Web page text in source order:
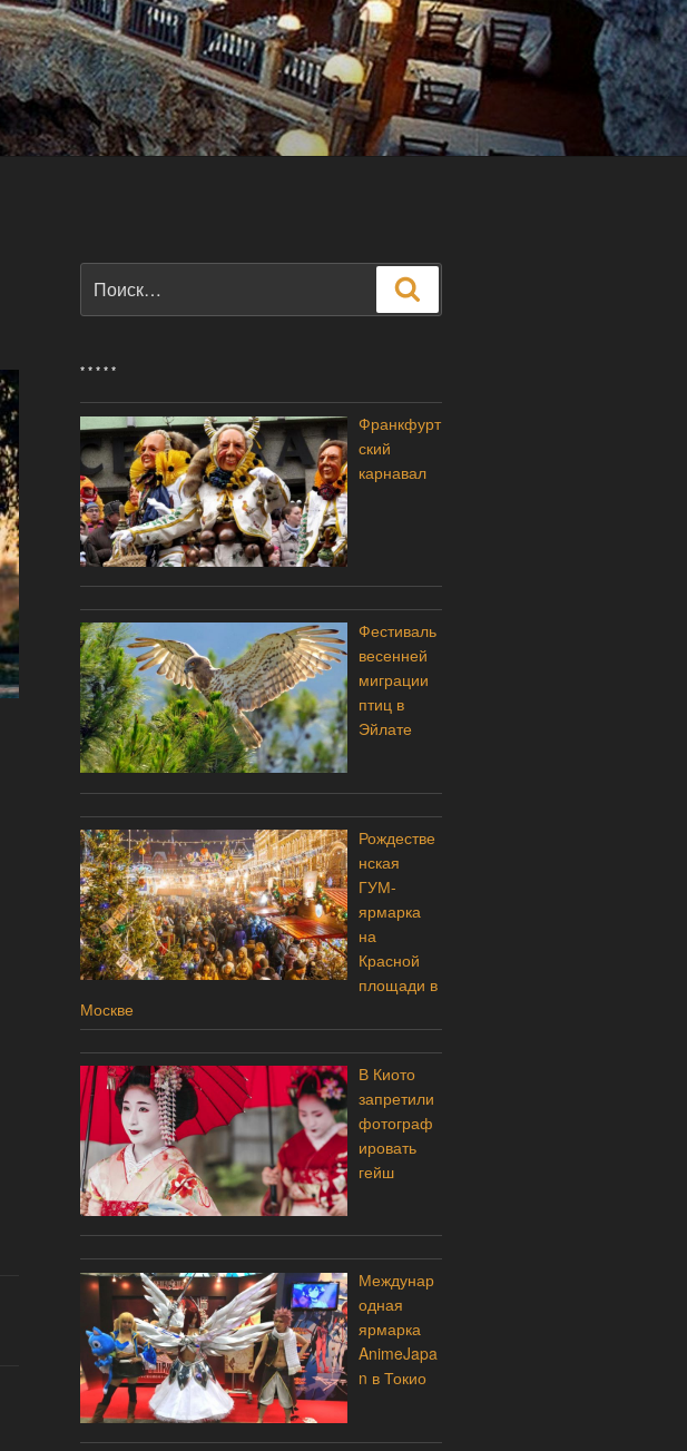
* * * * *
Франкфурт
ский
карнавал
Фестиваль
весенней
миграции
птиц в
Эйлате
Рождестве
нская
ГУМ-
ярмарка
на
Красной
площади в
Москве
В Киото
запретили
фотограф
ировать
гейш
Междунар
одная
ярмарка
AnimeJapa
n в Токио